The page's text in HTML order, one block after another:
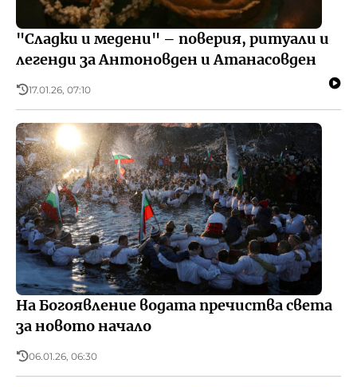
"Сладки и медени" – поверия, ритуали и
легенди за Антоновден и Атанасовден
17.01.26, 07:10
На Богоявление водата пречиства света
за новото начало
06.01.26, 06:30